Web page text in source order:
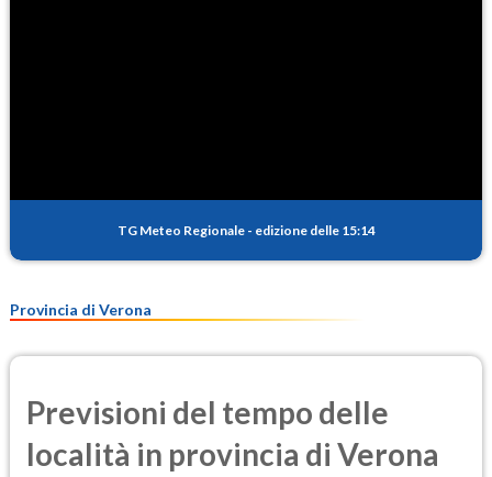
TG Meteo Regionale - edizione delle 15:14
Provincia di Verona
Previsioni del tempo delle
località in provincia di Verona